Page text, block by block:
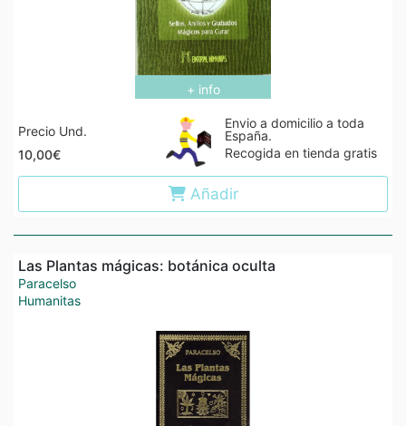
+ info
Precio Und.
10,00€
Envio a domicilio a toda
España.
Recogida en tienda gratis
Añadir
Las Plantas mágicas: botánica oculta
Paracelso
Humanitas